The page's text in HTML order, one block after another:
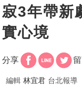
寂3年帶
實心境
分享
編輯 林宜君 台北報導